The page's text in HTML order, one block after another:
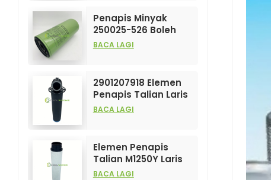
Penapis Minyak
250025-526 Boleh
Disesuaikan
Pemampat Udara
BACA LAGI
2901207918 Elemen
Penapis Talian Laris
dan Berprestasi
BACA LAGI
Elemen Penapis
Talian M1250Y Laris
Dijual dan
BACA LAGI